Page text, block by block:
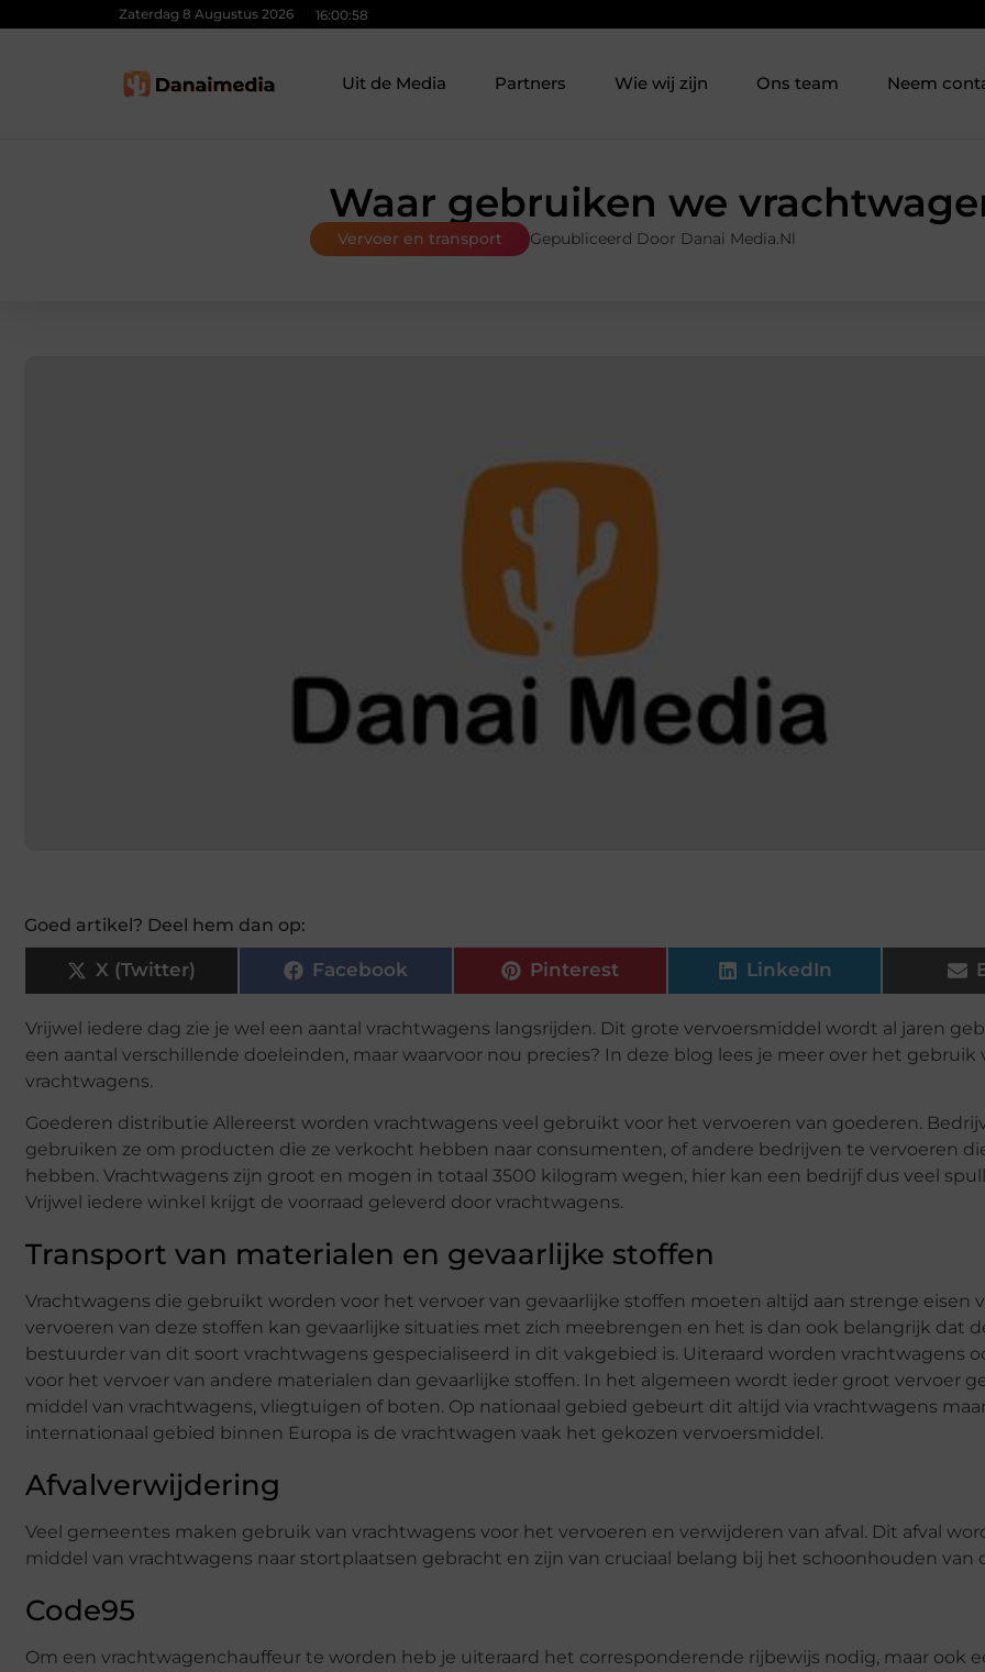
Zaterdag 8 Augustus 2026 16:00:59
Uit de Media Partners Wie wij zijn Ons team Neem
Waar gebruiken we
Vervoer en transport Gepubliceerd Door Danai Media.nl
Goed artikel? Deel hem dan op:
X (Twitter) Facebook Pinterest LinkedIn
Vrijwel iedere dag zie je wel een aantal vrachtwagens langsrijden. Dit grote vervoersmiddel wordt al jaren
een aantal verschillende doeleinden, maar waarvoor nou precies? In deze blog lees je meer over het gebruik
vrachtwagens.
Goederen distributie Allereerst worden vrachtwagens veel gebruikt voor het vervoeren van goederen.
gebruiken ze om producten die ze verkocht hebben naar consumenten, of andere bedrijven te vervoeren
hebben. Vrachtwagens zijn groot en mogen in totaal 3500 kilogram wegen, hier kan een bedrijf dus veel
Vrijwel iedere winkel krijgt de voorraad geleverd door vrachtwagens.
Transport van materialen en gevaarlijke stoffen
Vrachtwagens die gebruikt worden voor het vervoer van gevaarlijke stoffen moeten altijd aan strenge eisen
vervoeren van deze stoffen kan gevaarlijke situaties met zich meebrengen en het is dan ook belangrijk dat
bestuurder van dit soort vrachtwagens gespecialiseerd in dit vakgebied is. Uiteraard worden vrachtwagens
voor het vervoer van andere materialen dan gevaarlijke stoffen. In het algemeen wordt ieder groot vervoer
middel van vrachtwagens, vliegtuigen of boten. Op nationaal gebied gebeurt dit altijd via vrachtwagens
internationaal gebied binnen Europa is de vrachtwagen vaak het gekozen vervoersmiddel.
Afvalverwijdering
Veel gemeentes maken gebruik van vrachtwagens voor het vervoeren en verwijderen van afval. Dit afval
middel van vrachtwagens naar stortplaatsen gebracht en zijn van cruciaal belang bij het schoonhouden van
Code95
Om een vrachtwagenchauffeur te worden heb je uiteraard het corresponderende rijbewijs nodig, maar ook